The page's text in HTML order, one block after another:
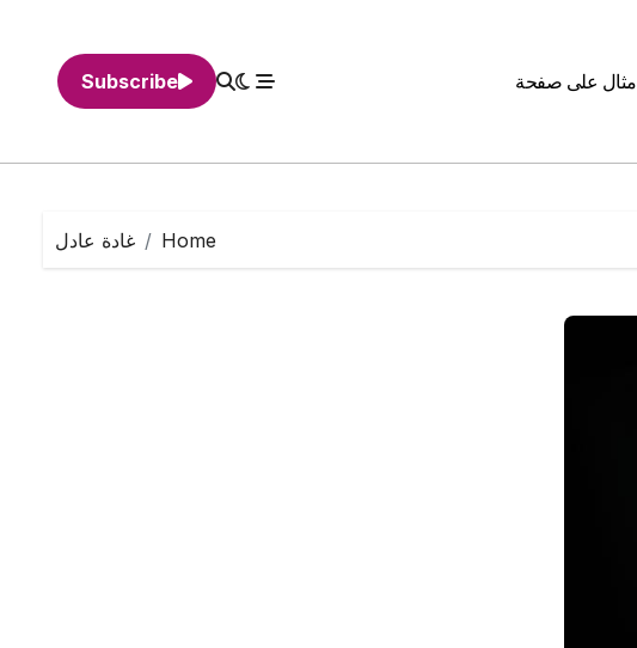
مثال على صفحة Subscribe
Home غادة عادل